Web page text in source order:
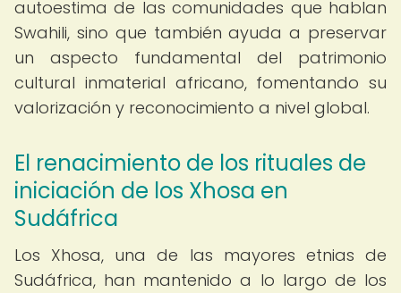
autoestima de las comunidades que hablan
Swahili, sino que también ayuda a preservar
un aspecto fundamental del patrimonio
cultural inmaterial africano, fomentando su
valorización y reconocimiento a nivel global.
El renacimiento de los rituales de
iniciación de los Xhosa en
Sudáfrica
Los Xhosa, una de las mayores etnias de
Sudáfrica, han mantenido a lo largo de los